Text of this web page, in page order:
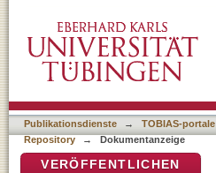
Publikationsdienste → TOBIAS-portale
Repository
→ Dokumentanzeige
VERÖFFENTLICHEN